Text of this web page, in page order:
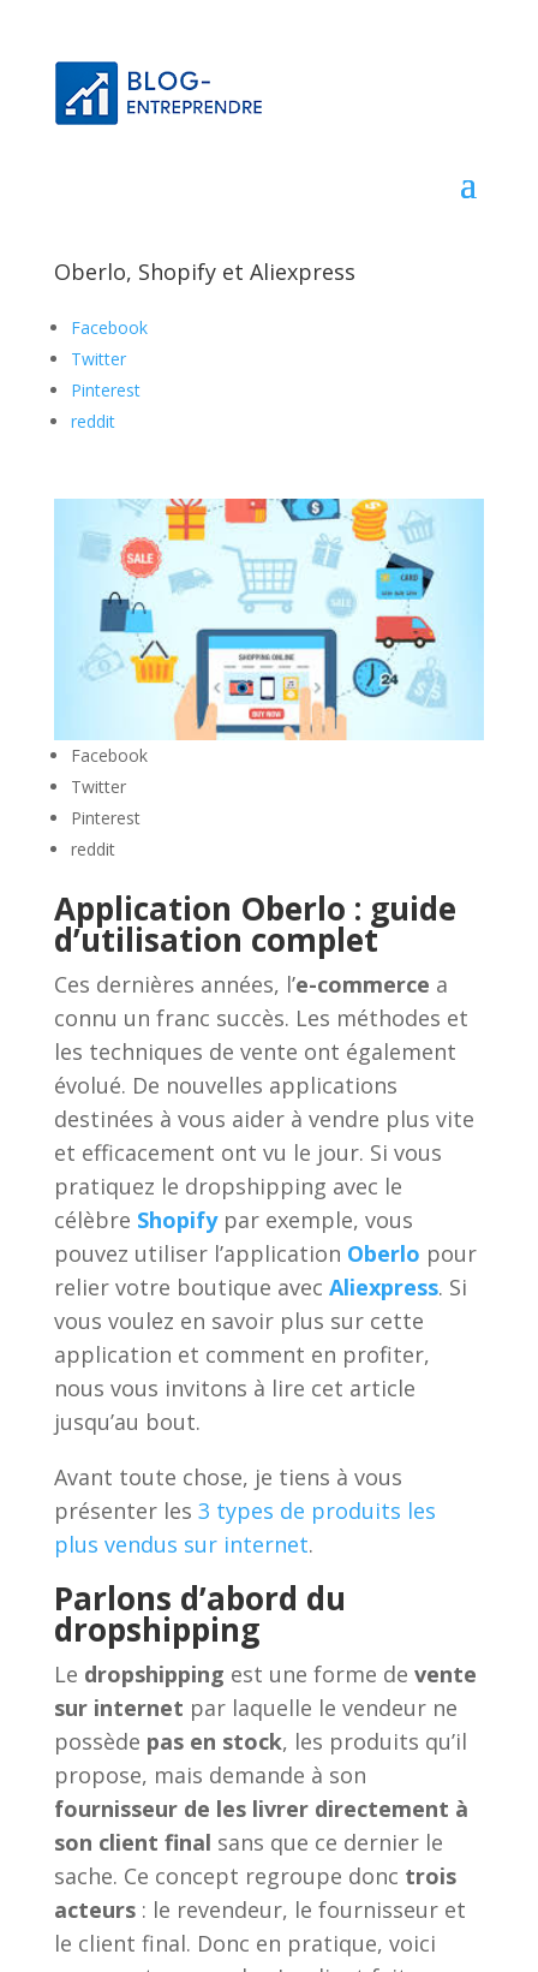
Oberlo, Shopify et Aliexpress
Facebook
Twitter
Pinterest
reddit
Facebook
Twitter
Pinterest
reddit
Application Oberlo : guide
d’utilisation complet
Ces dernières années, l’e-commerce a
connu un franc succès. Les méthodes et
les techniques de vente ont également
évolué. De nouvelles applications
destinées à vous aider à vendre plus vite
et efficacement ont vu le jour. Si vous
pratiquez le dropshipping avec le
célèbre Shopifypar exemple, vous
pouvez utiliser l’application Oberlo pour
relier votre boutique avec Aliexpress. Si
vous voulez en savoir plus sur cette
application et comment en profiter,
nous vous invitons à lire cet article
jusqu’au bout.
Avant toute chose, je tiens à vous
présenter les 3 types de produits les
plus vendus sur internet.
Parlons d’abord du
dropshipping
Le dropshipping est une forme de vente
sur internet par laquelle le vendeur ne
possède pas en stock, les produits qu’il
propose, mais demande à son
fournisseur de les livrer directement à
son client final sans que ce dernier le
sache. Ce concept regroupe donc trois
acteurs: le revendeur, le fournisseur et
le client final. Donc en pratique, voici